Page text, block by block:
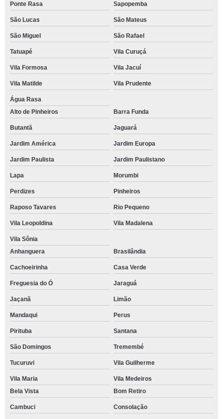
Ponte Rasa Sapopemba
São Lucas São Mateus
São Miguel São Rafael
Tatuapé Vila Curuçá
Vila Formosa Vila Jacuí
Vila Matilde Vila Prudente
Água Rasa
Alto de Pinheiros
Barra Funda
Butantã Jaguará
Jardim América Jardim Europa
Jardim Paulista Jardim Paulistano
Lapa Morumbi
Perdizes Pinheiros
Raposo Tavares Rio Pequeno
Vila Leopoldina Vila Madalena
Vila Sônia
Anhanguera
Brasilândia
Cachoeirinha Casa Verde
Freguesia do Ó Jaraguá
Jaçanã Limão
Mandaqui Perus
Pirituba Santana
São Domingos Tremembé
Tucuruvi Vila Guilherme
Vila Maria
Vila Medeiros
Bela Vista
Bom Retiro
Cambuci Consolação